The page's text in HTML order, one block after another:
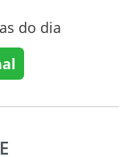
do dia